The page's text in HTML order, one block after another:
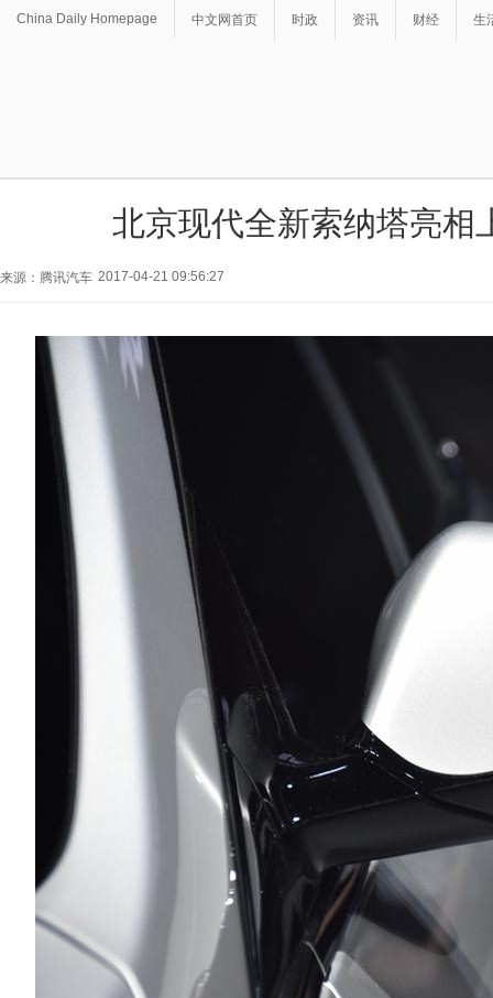
China Daily Homepage 中文网首页 时政 资讯 财经 生
北京现代全新索纳塔亮相
来源：腾讯汽车 2017-04-21 09:56:27